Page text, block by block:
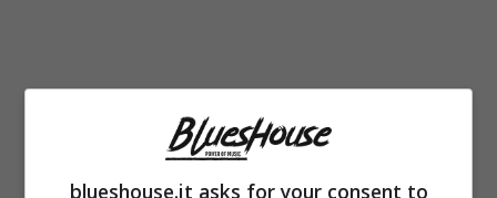
blueshouse.it asks for your consent to